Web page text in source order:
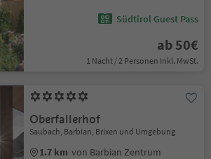
Südtirol Guest Pass
ab 50€
1 Nacht / 2 Personen Inkl. MwSt.
Oberfallerhof
Saubach, Barbian, Brixen und Umgebung
1.7 km von Barbian Zentrum